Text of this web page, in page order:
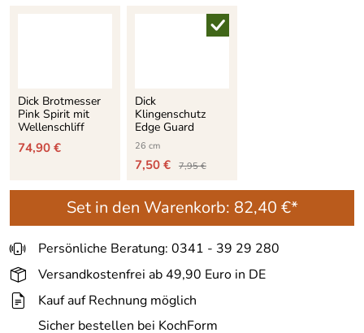
Dick Brotmesser
Pink Spirit mit
Wellenschliff
74,90 €
Dick
Klingenschutz
Edge Guard
26 cm
7,50 € 7,95 €
Set in den Warenkorb: 82,40 €*
Persönliche Beratung: 0341 - 39 29 280
Versandkostenfrei ab 49,90 Euro in DE
Kauf auf Rechnung möglich
Sicher bestellen bei KochForm